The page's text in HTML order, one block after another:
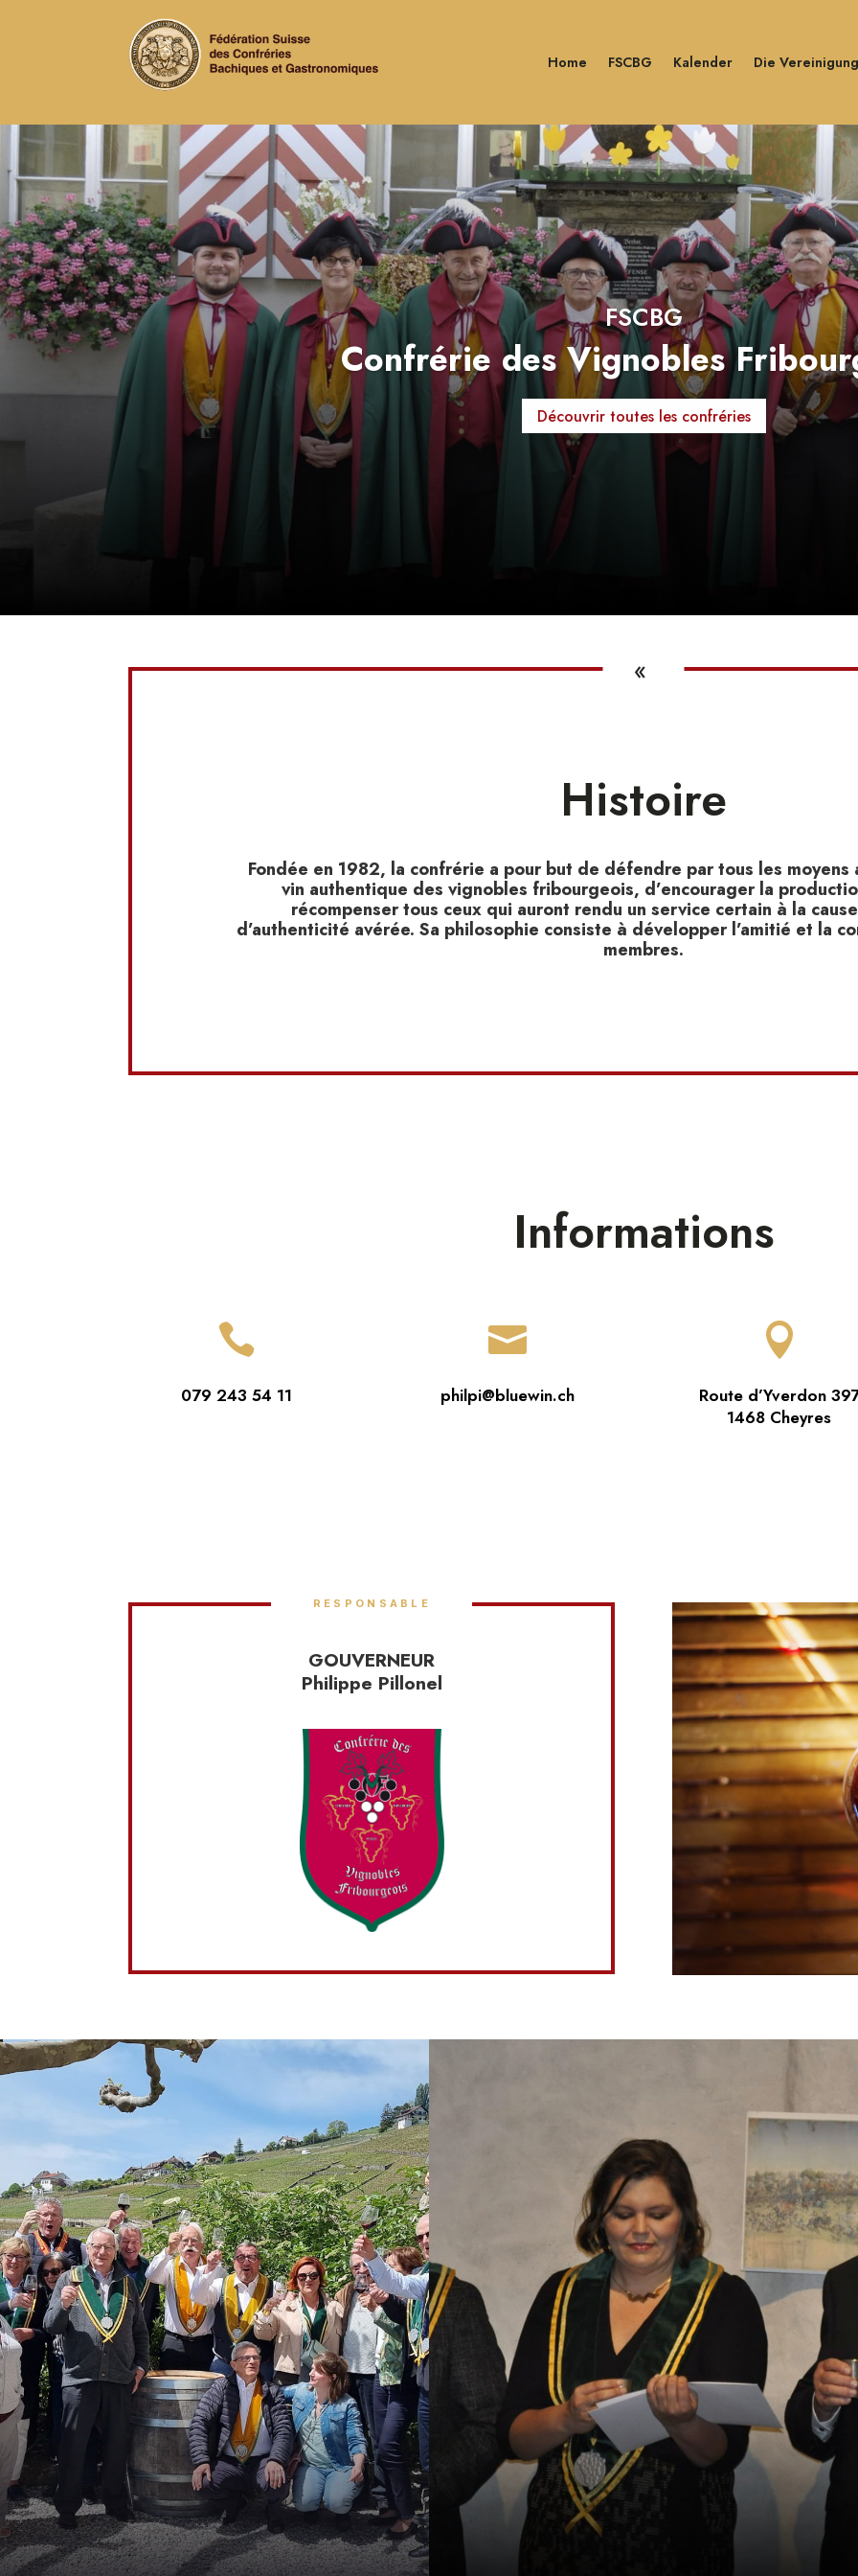
Home FSCBG Kalender Die
FSCBG
Confrérie des Vignobles
Découvrir toutes les confréries
«
Histoire
Fondée en 1982, la confrérie a pour but de défendre par tous les moyens
vin authentique des vignobles fribourgeois, d’encourager la
récompenser tous ceux qui auront rendu un service certain à la
d’authenticité avérée. Sa philosophie consiste à développer l’amitié et la
membres.
Informations

079 243 54 11

philpi@bluewin.ch

Route d’Yverdon
1468 Cheyres
RESPONSABLE
GOUVERNEUR
Philippe Pillonel